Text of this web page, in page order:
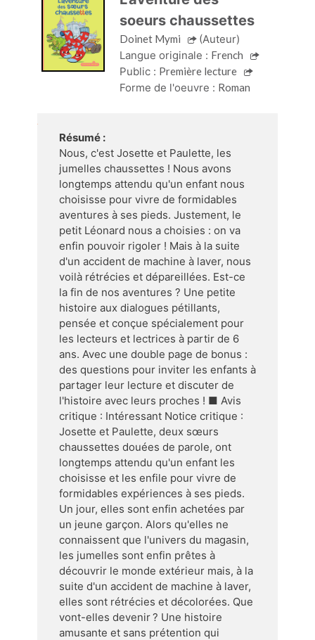
soeurs chaussettes
Doinet Mymi
(Auteur)
Langue originale : French
Public : Première lecture
Forme de l'oeuvre : Roman
Résumé :
Nous, c'est Josette et Paulette, les
jumelles chaussettes ! Nous avons
longtemps attendu qu'un enfant nous
choisisse pour vivre de formidables
aventures à ses pieds. Justement, le
petit Léonard nous a choisies : on va
enfin pouvoir rigoler ! Mais à la suite
d'un accident de machine à laver, nous
voilà rétrécies et dépareillées. Est-ce
la fin de nos aventures ? Une petite
histoire aux dialogues pétillants,
pensée et conçue spécialement pour
les lecteurs et lectrices à partir de 6
ans. Avec une double page de bonus :
des questions pour inviter les enfants à
partager leur lecture et discuter de
l'histoire avec leurs proches ! ■ Avis
critique : Intéressant Notice critique :
Josette et Paulette, deux sœurs
chaussettes douées de parole, ont
longtemps attendu qu'un enfant les
choisisse et les enfile pour vivre de
formidables expériences à ses pieds.
Un jour, elles sont enfin achetées par
un jeune garçon. Alors qu'elles ne
connaissent que l'univers du magasin,
les jumelles sont enfin prêtes à
découvrir le monde extérieur mais, à la
suite d'un accident de machine à laver,
elles sont rétrécies et décolorées. Que
vont-elles devenir ? Une histoire
amusante et sans prétention qui